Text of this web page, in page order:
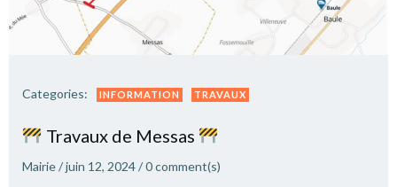
Categories: INFORMATION TRAVAUX
Travaux de Messas
Mairie/juin 12, 2024/0comment(s)